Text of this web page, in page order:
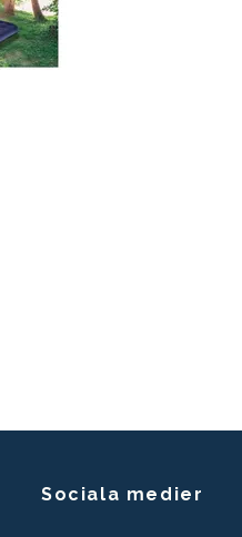
Sociala medier